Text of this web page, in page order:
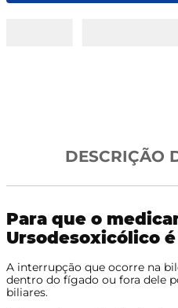
DESCRIÇÃO
Para que o
Ursodesoxicólico
A interrupção que ocorre na
dentro do fígado ou fora dele
biliares.